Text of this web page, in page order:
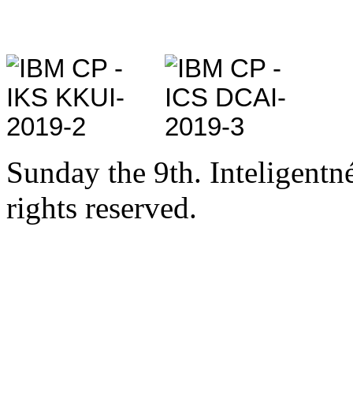
Sunday the 9th.
rights reserved.